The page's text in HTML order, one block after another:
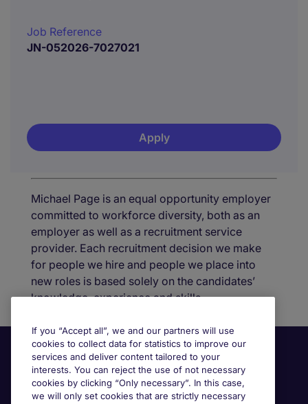
Job Reference
JN-052026-7027021
Apply
Michael Page is an equal opportunity employer
committed to workforce diversity, both as an
employer as well as a recruitment service
provider. Each recruitment decision we make
for people we hire and people we place into
new roles is based solely on the candidates’
knowledge, experience and skills.
If you “Accept all”, we and our partners will use
cookies to collect data for statistics to improve our
services and deliver content tailored to your
interests. You can reject the use of not necessary
cookies by clicking “Only necessary”. In this case,
we will only set cookies that are strictly necessary